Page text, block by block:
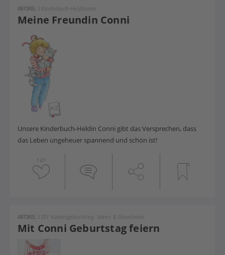
Meine Freundin Conni
ARTIKEL | Kinderbuch-Heldinnen
Unsere Kinderbuch-Heldin Conni gibt das Versprechen, dass
das Leben ungeheuer spannend und schön ist!
147
Mit Conni Geburtstag feiern
ARTIKEL | DIY Kindergeburtstag: Ideen & Downloads